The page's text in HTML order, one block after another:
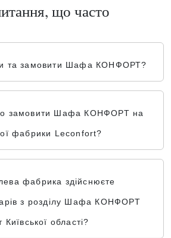
що часто
та замовити Шафа КОНФОРТ?
замовити Шафа КОНФОРТ на
фабрики Leconfort?
фабрика здійснюєте
з розділу Шафа КОНФОРТ
Київської області?